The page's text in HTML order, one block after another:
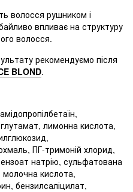
волосся рушником і
впливає на структуру
волосся.
рекомендуємо після
BLOND.
лимонна кислота,
ПГ-тримоній хлорид,
натрію, сульфатована
молочна кислота,
бензилсаліцилат,